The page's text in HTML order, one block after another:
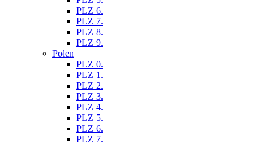
PLZ 6.
PLZ 7.
PLZ 8.
PLZ 9.
Polen
PLZ 0.
PLZ 1.
PLZ 2.
PLZ 3.
PLZ 4.
PLZ 5.
PLZ 6.
PLZ 7.